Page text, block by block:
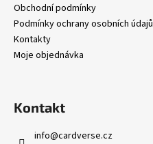
Obchodní podmínky
Podmínky ochrany osobních údajů
Kontakty
Moje objednávka
Kontakt
info@cardverse.cz